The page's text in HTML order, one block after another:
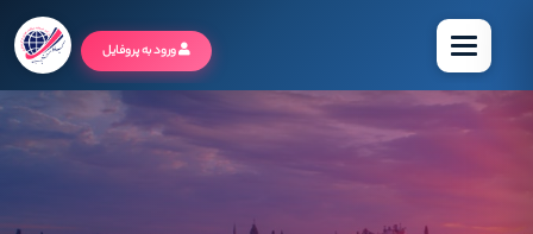
منو ورود به پروفایل